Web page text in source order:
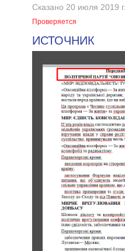
Сказано 20 июля 2019 г.
Проверяется
ИСТОЧНИК